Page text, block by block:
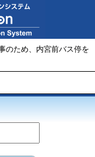
のため、内宮前バス停を